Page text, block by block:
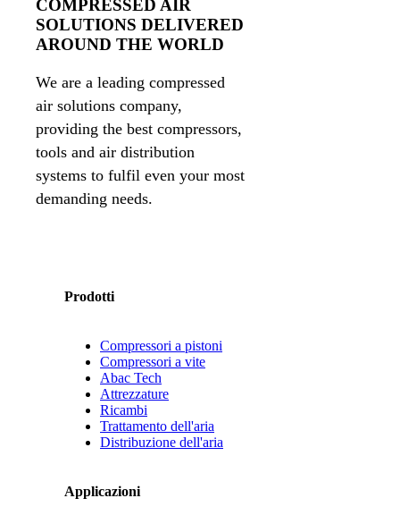
COMPRESSED AIR
SOLUTIONS DELIVERED
AROUND THE WORLD
We are a leading compressed
air solutions company,
providing the best compressors,
tools and air distribution
systems to fulfil even your most
demanding needs.
Prodotti
Compressori a pistoni
Compressori a vite
Abac Tech
Attrezzature
Ricambi
Trattamento dell'aria
Distribuzione dell'aria
Applicazioni